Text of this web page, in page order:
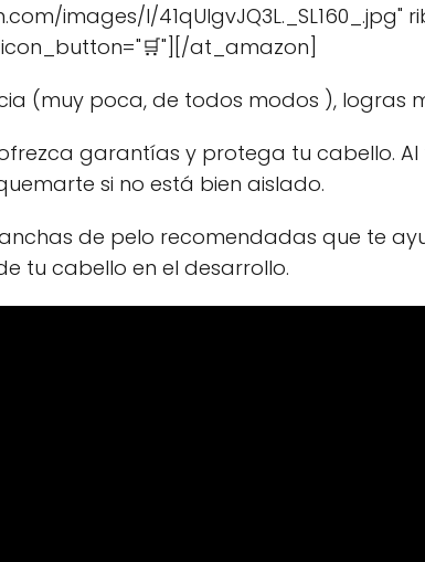
images/I/41qUlgvJQ3L._SL160_.jpg"
at_amazon]
(muy poca, de todos modos ), logras
garantías y protega tu cabello.
si no está bien aislado.
de pelo recomendadas que te
tu cabello en el desarrollo.